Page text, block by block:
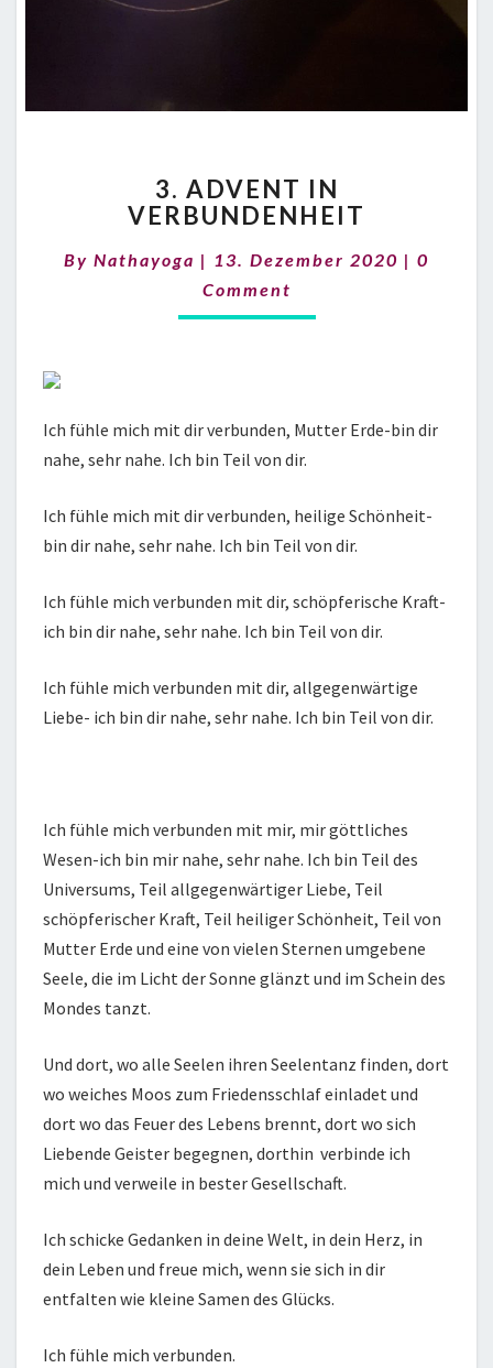
ADVENT
IN
3. ADVENT IN
VERBUNDENHEIT
By Nathayoga | 13. Dezember 2020 | 0
Comment
Ich fühle mich mit dir verbunden, Mutter Erde-bin dir
nahe, sehr nahe. Ich bin Teil von dir.
Ich fühle mich mit dir verbunden, heilige Schönheit-
bin dir nahe, sehr nahe. Ich bin Teil von dir.
Ich fühle mich verbunden mit dir, schöpferische Kraft-
ich bin dir nahe, sehr nahe. Ich bin Teil von dir.
Ich fühle mich verbunden mit dir, allgegenwärtige
Liebe- ich bin dir nahe, sehr nahe. Ich bin Teil von dir.
Ich fühle mich verbunden mit mir, mir göttliches
Wesen-ich bin mir nahe, sehr nahe. Ich bin Teil des
Universums, Teil allgegenwärtiger Liebe, Teil
schöpferischer Kraft, Teil heiliger Schönheit, Teil von
Mutter Erde und eine von vielen Sternen umgebene
Seele, die im Licht der Sonne glänzt und im Schein des
Mondes tanzt.
Und dort, wo alle Seelen ihren Seelentanz finden, dort
wo weiches Moos zum Friedensschlaf einladet und
dort wo das Feuer des Lebens brennt, dort wo sich
Liebende Geister begegnen, dorthin verbinde ich
mich und verweile in bester Gesellschaft.
Ich schicke Gedanken in deine Welt, in dein Herz, in
dein Leben und freue mich, wenn sie sich in dir
entfalten wie kleine Samen des Glücks.
Ich fühle mich verbunden.